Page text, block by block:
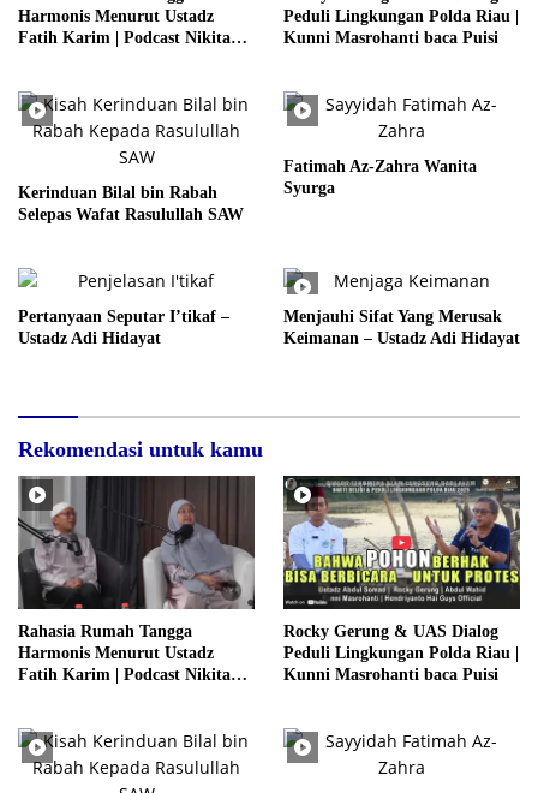
Harmonis Menurut Ustadz
Fatih Karim | Podcast Nikita
Peduli Lingkungan Polda Riau |
Kunni Masrohanti baca Puisi
Kerinduan Bilal bin Rabah
Selepas Wafat Rasulullah SAW
Fatimah Az-Zahra Wanita
Syurga
Pertanyaan Seputar I’tikaf –
Ustadz Adi Hidayat
Menjauhi Sifat Yang Merusak
Keimanan – Ustadz Adi Hidayat
Rekomendasi untuk kamu
Rahasia Rumah Tangga
Harmonis Menurut Ustadz
Fatih Karim | Podcast Nikita
Rocky Gerung & UAS Dialog
Peduli Lingkungan Polda Riau |
Kunni Masrohanti baca Puisi